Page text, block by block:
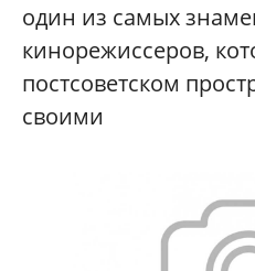
один из самых
кинорежиссеров,
постсоветском
своими